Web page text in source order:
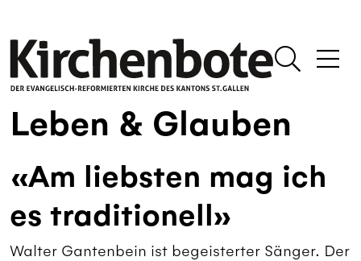
Leben & Glauben
«Am liebsten mag ich
es traditionell»
Walter Gantenbein ist begeisterter Sänger. Der